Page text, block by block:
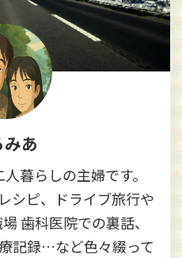
あ
暮らしの主婦です。
シピ、ドライブ旅行や
歯科医院での裏話、
記録…など色々綴って